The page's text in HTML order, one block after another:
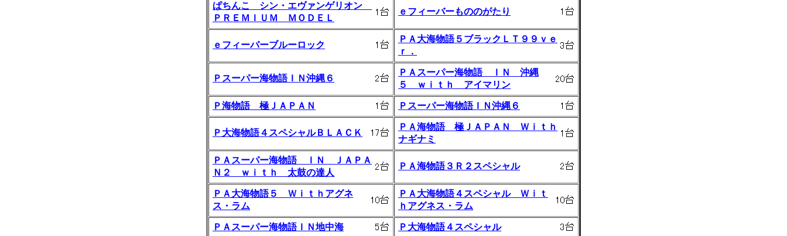
ぱちんこ シン・エヴァンゲリオン
ＰＲＥＭＩＵＭ ＭＯＤＥＬ
ｅフィーバーもののがたり
ｅフィーバーブルーロック
ＰＡ大海物語５ブラックＬＴ９９ｖｅ
ｒ．
Ｐスーパー海物語ＩＮ沖縄６
ＰＡスーパー海物語 ＩＮ 沖縄
５ ｗｉｔｈ アイマリン
Ｐ海物語 極ＪＡＰＡＮ Ｐスーパー海物語ＩＮ沖縄６
Ｐ大海物語４スペシャルＢＬＡＣＫ
ＰＡ海物語 極ＪＡＰＡＮ Ｗｉｔｈ
ナギナミ
ＰＡスーパー海物語 ＩＮ ＪＡＰＡ
Ｎ２ ｗｉｔｈ 太鼓の達人
ＰＡ海物語３Ｒ２スペシャル
ＰＡ大海物語５ Ｗｉｔｈアグネ
ス・ラム
ＰＡ大海物語４スペシャル Ｗｉｔ
ｈアグネス・ラム
ＰＡスーパー海物語ＩＮ地中海 Ｐ大海物語４スペシャル